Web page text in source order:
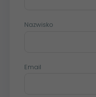
Nazwisko
Email